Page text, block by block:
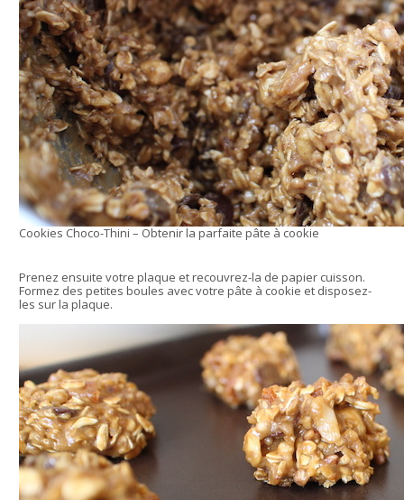
Cookies Choco-Thini – Obtenir la parfaite pâte à cookie
Prenez ensuite votre plaque et recouvrez-la de papier cuisson.
Formez des petites boules avec votre pâte à cookie et disposez-
les sur la plaque.